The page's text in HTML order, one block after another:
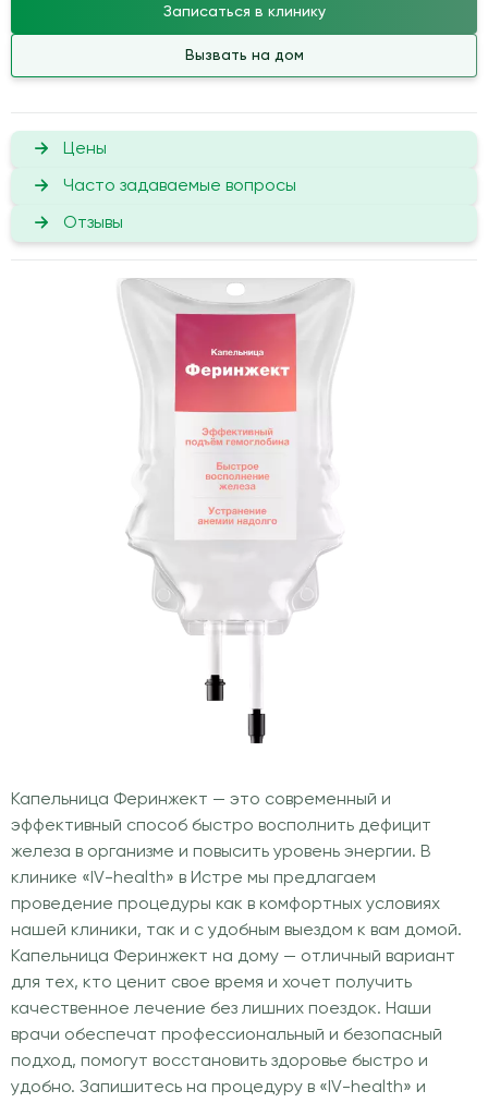
Записаться в клинику
Вызвать на дом
Цены
Часто задаваемые вопросы
Отзывы
Капельница Феринжект — это современный и
эффективный способ быстро восполнить дефицит
железа в организме и повысить уровень энергии. В
клинике «IV-health» в Истре мы предлагаем
проведение процедуры как в комфортных условиях
нашей клиники, так и с удобным выездом к вам домой.
Капельница Феринжект на дому — отличный вариант
для тех, кто ценит свое время и хочет получить
качественное лечение без лишних поездок. Наши
врачи обеспечат профессиональный и безопасный
подход, помогут восстановить здоровье быстро и
удобно. Запишитесь на процедуру в «IV-health» и